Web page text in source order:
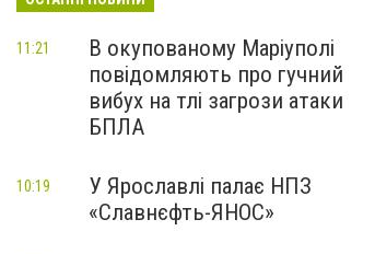
В окупованому Маріуполі
повідомляють про гучний
вибух на тлі загрози атаки
БПЛА
11:21
У Ярославлі палає НПЗ
«Славнєфть-ЯНОС»
10:19